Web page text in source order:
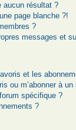
aucun résultat ?
page blanche ?!
?
messages et
et les
ou m’abonner à
spécifique ?
?